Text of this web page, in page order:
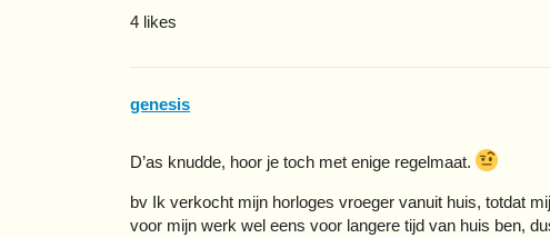
4 likes
genesis
D’as knudde, hoor je toch met enige regelmaat.
bv Ik verkocht mijn horloges vroeger vanuit huis, totdat
voor mijn werk wel eens voor langere tijd van huis ben,